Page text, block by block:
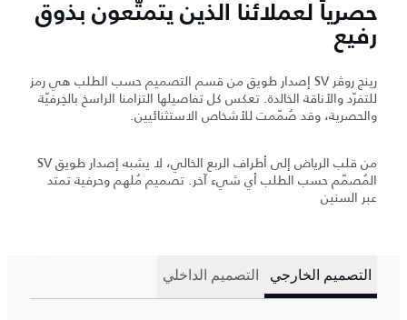
حصرياً لعملائنا الذين يتمتّعون بذوق
رفيع
رينج روڤر SV إصدار طويق من قسم التصميم حسب الطلب هي رمز
للتفرّد والأناقة الخالدة. تعكس كل تفاصيلها التزامنا الراسخ بالحِرفيّة
والحصرية، وقد صُمّمت للأشخاص الاستثنائيين.
من قلب الرياض إلى أطراف الربع الخالي، لا يشبه إصدار طويق SV
المُصمّم حسب الطلب أي شيء آخر. تصميم مُلهم وحرفية تمتد
عبر السنين
التصميم الخارجي التصميم الداخلي